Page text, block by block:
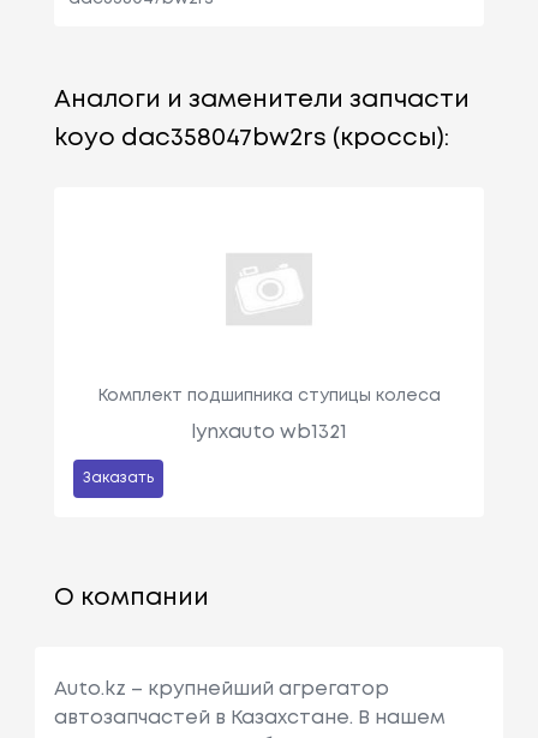
Аналоги и заменители запчасти
koyo dac358047bw2rs (кроссы):
Комплект подшипника ступицы колеса
lynxauto wb1321
Заказать
О компании
Auto.kz – крупнейший агрегатор
автозапчастей в Казахстане. В нашем